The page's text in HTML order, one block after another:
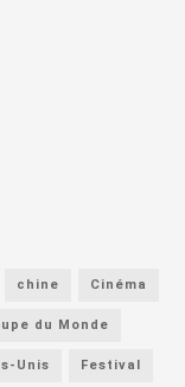
chine Cinéma
du Monde
Unis Festival